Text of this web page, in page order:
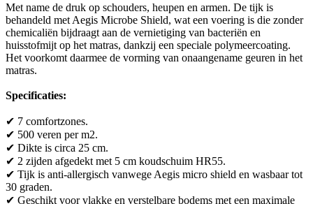
Met name de druk op schouders, heupen en armen. De tijk is
behandeld met Aegis Microbe Shield, wat een voering is die zonder
chemicaliën bijdraagt aan de vernietiging van bacteriën en
huisstofmijt op het matras, dankzij een speciale polymeercoating.
Het voorkomt daarmee de vorming van onaangename geuren in het
matras.
Specificaties:
✔ 7 comfortzones.
✔ 500 veren per m2.
✔ Dikte is circa 25 cm.
✔ 2 zijden afgedekt met 5 cm koudschuim HR55.
✔ Tijk is anti-allergisch vanwege Aegis micro shield en wasbaar tot
30 graden.
✔ Geschikt voor vlakke en verstelbare bodems met een maximale